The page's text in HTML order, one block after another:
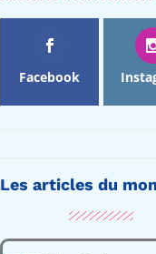
Facebook
Les articles du